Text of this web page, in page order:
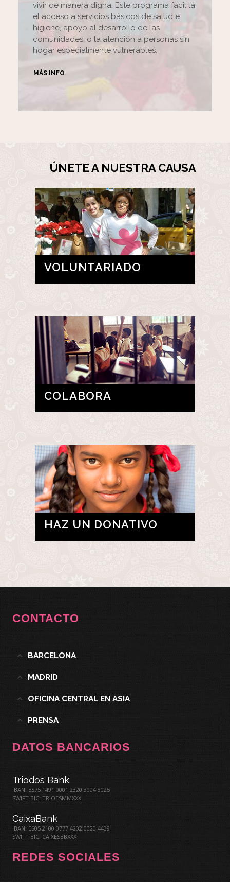
vivir de manera digna. Este programa facilita
el acceso a servicios básicos de salud e
higiene, apoyo al desarrollo de las
comunidades, o la atención a personas sin
hogar especialmente vulnerables.
MÁS INFO
ÚNETE A NUESTRA CAUSA
VOLUNTARIADO
COLABORA
HAZ UN DONATIVO
CONTACTO
BARCELONA
MADRID
OFICINA CENTRAL EN ASIA
PRENSA
DATOS BANCARIOS
Triodos Bank
IBAN: ES75 1491 0001 2320 3004 8025
SWIFT BIC: TRIOESMMXXX
CaixaBank
IBAN: ES05 2100 0777 4202 0020 4439
SWIFT BIC: CAIXESBBXXX
REDES SOCIALES